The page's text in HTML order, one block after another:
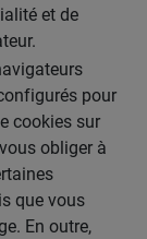
et de
pour
cookies sur
obliger à
que vous
En outre,